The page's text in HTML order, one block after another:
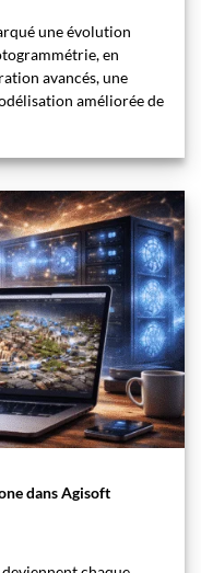
une évolution
en
avancés, une
améliorée de
dans Agisoft